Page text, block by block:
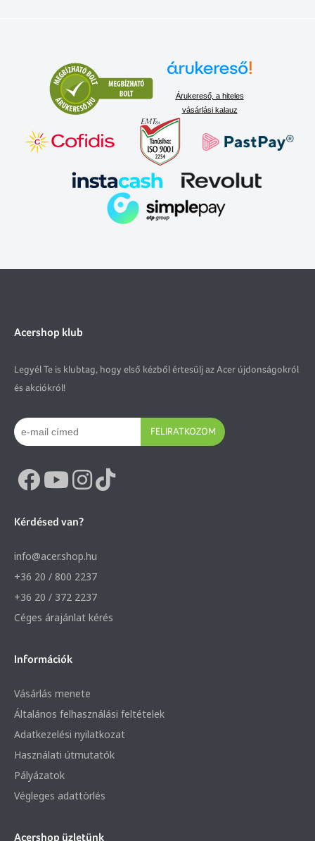
Árukereső, a hiteles
vásárlási kalauz
Acershop klub
Legyél Te is klubtag, hogy első kézből értesülj az Acer újdonságokról
és akciókról!
FELIRATKOZOM
Kérdésed van?
info@acer.shop.hu
+36 20 / 800 2237
+36 20 / 372 2237
Céges árajánlat kérés
Információk
Vásárlás menete
Általános felhasználási feltételek
Adatkezelési nyilatkozat
Használati útmutatók
Pályázatok
Végleges adattörlés
Acershop üzletünk